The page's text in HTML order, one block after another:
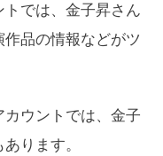
では、金子昇さん
品の情報などがツ
ウントでは、金子
ります。